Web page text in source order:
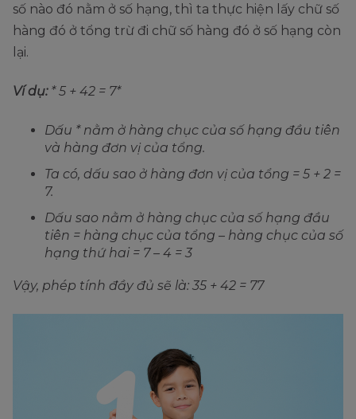
số nào đó nằm ở số hạng, thì ta thực hiện lấy chữ số
hàng đó ở tổng trừ đi chữ số hàng đó ở số hạng còn
lại.
Ví dụ:* 5 + 42 = 7*
Dấu * nằm ở hàng chục của số hạng đầu tiên
và hàng đơn vị của tổng.
Ta có, dấu sao ở hàng đơn vị của tổng = 5 + 2 =
7.
Dấu sao nằm ở hàng chục của số hạng đầu
tiên = hàng chục của tổng – hàng chục của số
hạng thứ hai = 7 – 4 = 3
Vậy, phép tính đầy đủ sẽ là: 35 + 42 = 77